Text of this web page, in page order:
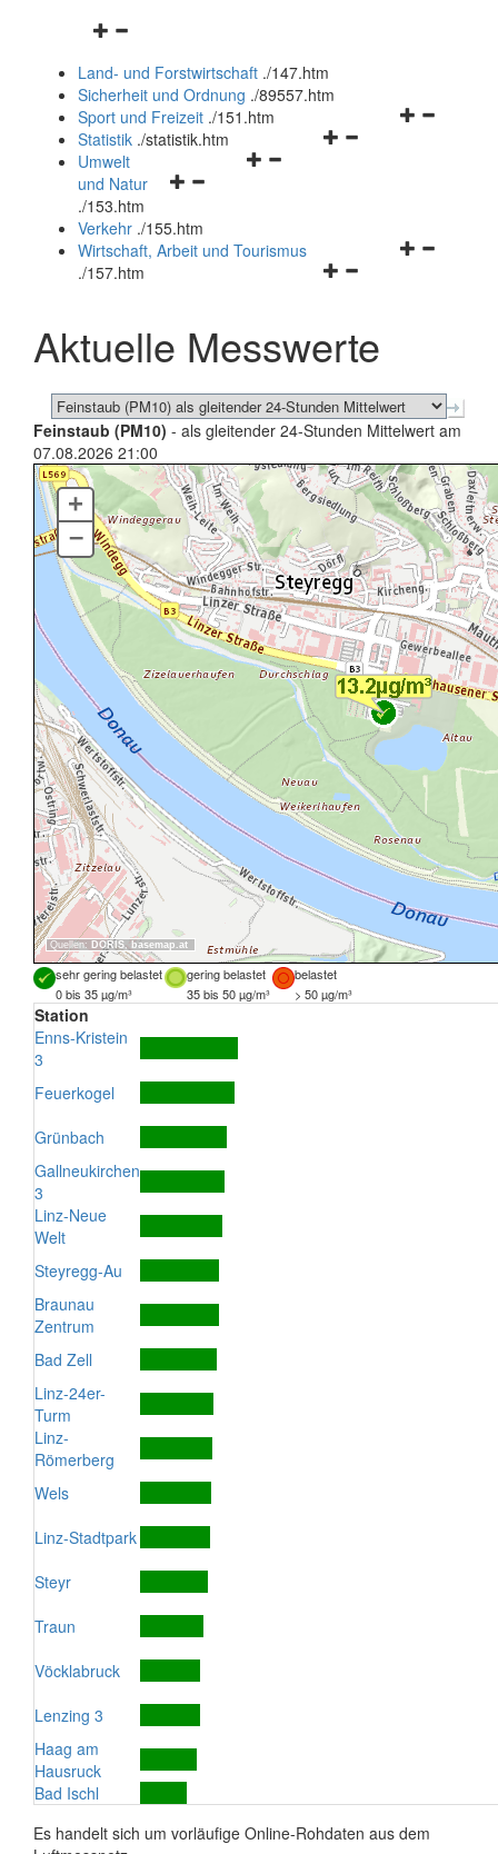
Navigationsmenü
und
schließen
Land- und Forstwirtschaft ./147.htm
Sicherheit und Ordnung ./89557.htm
Navigationsmenü
Sport und Freizeit ./151.htm
Navigationsmenü
Statistik ./statistik.htm
Navigationsmenü
und
schließen
Umwelt
und Natur
./153.htm
Verkehr ./155.htm
Navigationsmenü
schließen
Wirtschaft, Arbeit und Tourismus
./157.htm
Aktuelle Messwerte
Feinstaub (PM10) - als gleitender 24-Stunden Mittelwert am
07.08.2026 21:00
Quellen: DORIS, basemap.at
+
–
sehr gering belastet gering belastet
belastet
0 bis 35 µg/m³
35 bis 50 µg/m³ > 50 µg/m³
Station
Enns-Kristein
3
Feuerkogel
Grünbach
Gallneukirchen
3
Linz-Neue
Welt
Steyregg-Au
Braunau
Zentrum
Bad Zell
Linz-24er-
Turm
Linz-
Römerberg
Wels
Linz-Stadtpark
Steyr
Traun
Vöcklabruck
Lenzing 3
Haag am
Hausruck
Bad Ischl
Es handelt sich um vorläufige Online-Rohdaten aus dem